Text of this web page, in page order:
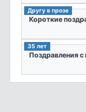
Другу в прозе
Короткие
35 лет
Поздравления